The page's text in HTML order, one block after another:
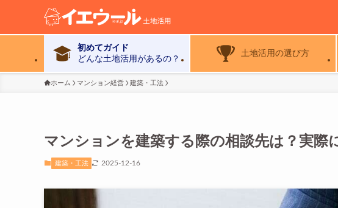
初めてガイド
どんな土地活用があるの？
土地活用の選び方
ホーム マンション経営 建築・工法
マンションを建築する際の相談先は？実際
建築・工法 2025-12-16